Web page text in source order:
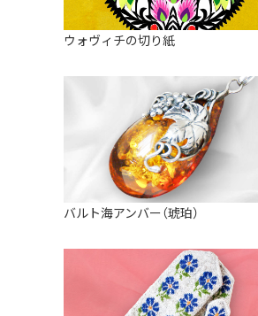
天使さま
カードスタンド
マグネット
すべて見る
ウォヴィチの切り紙
バルト海アンバー（琥珀）